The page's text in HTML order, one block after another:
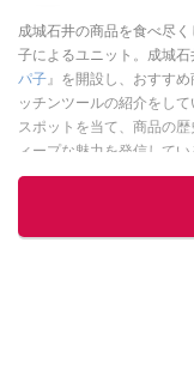
成城石井の商品を食べ尽
子によるユニット。成城
パ子』を開設し、おすす
ッチンツールの紹介をし
スポットを当て、商品の
ィープな魅力を発信してい